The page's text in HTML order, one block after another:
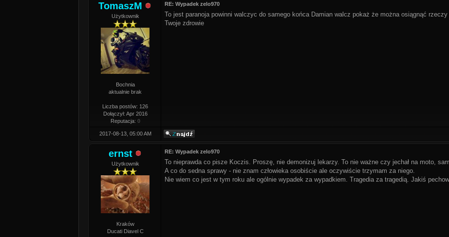
TomaszM
Użytkownik
Bochnia
aktualnie brak
Liczba postów: 126
Dołączył: Apr 2016
Reputacja: 0
RE: Wypadek zelo970
To jest paranoja powinni walczyc do samego końca Damian walcz pokaż że można osiągnąć
Twoje zdrowie
2017-08-13, 05:00 AM
ernst
Użytkownik
Kraków
Ducati Diavel C
RE: Wypadek zelo970
To nieprawda co pisze Koczis. Proszę, nie demonizuj lekarzy. To nie ważne czy jechał na moto,
A co do sedna sprawy - nie znam człowieka osobiście ale oczywiście trzymam za niego.
Nie wiem co jest w tym roku ale ogólnie wypadek za wypadkiem. Tragedia za tragedią. Jakiś